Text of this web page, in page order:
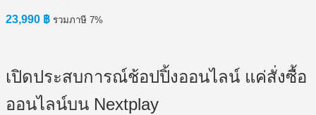
23,990 ฿ รวมภาษี 7%
เปิดประสบการณ์ช้อปปิ้งออนไลน์ แค่สั่งซื้อ
ออนไลน์บน Nextplay